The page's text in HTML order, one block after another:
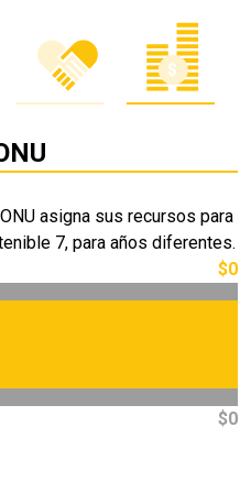
asigna sus recursos para
7, para años diferentes.
$0
$0